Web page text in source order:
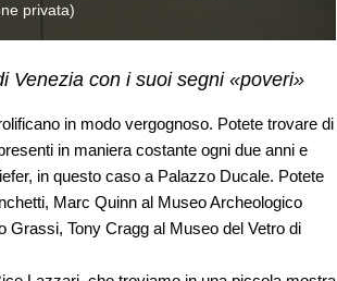
privata)
Venezia con i suoi segni «poveri»
in modo vergognoso. Potete trovare di
in maniera costante ogni due anni e
in questo caso a Palazzo Ducale. Potete
Marc Quinn al Museo Archeologico
Tony Cragg al Museo del Vetro di